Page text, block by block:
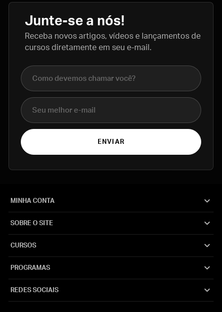
Junte-se a nós!
Receba novos artigos, vídeos e lançamentos de
cursos diretamente em seu e-mail.
Nome completo
E-mail
ENVIAR
MINHA CONTA
SOBRE O SITE
CURSOS
PROGRAMAS
REDES SOCIAIS